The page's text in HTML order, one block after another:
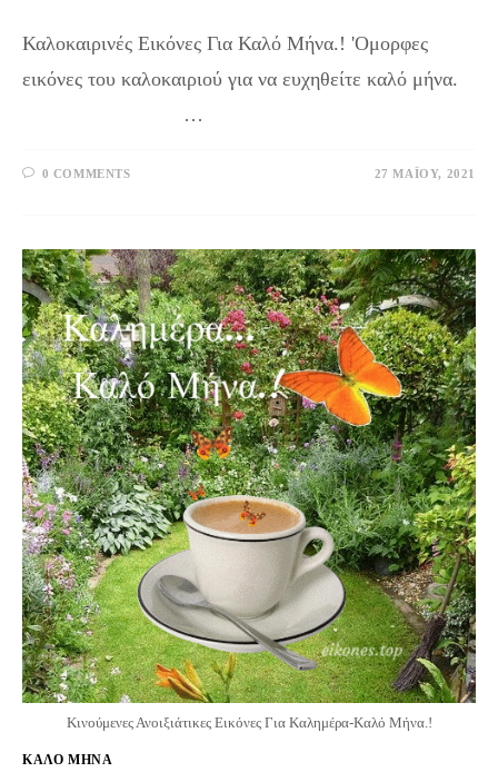
Καλοκαιρινές Εικόνες Για Καλό Μήνα.! 'Ομορφες
εικόνες του καλοκαιριού για να ευχηθείτε καλό μήνα.
…
0 COMMENTS 27 ΜΑΪ́ΟΥ, 2021
Κινούμενες Ανοιξιάτικες Εικόνες Για Καλημέρα-Καλό Μήνα.!
ΚΑΛΟ ΜΗΝΑ